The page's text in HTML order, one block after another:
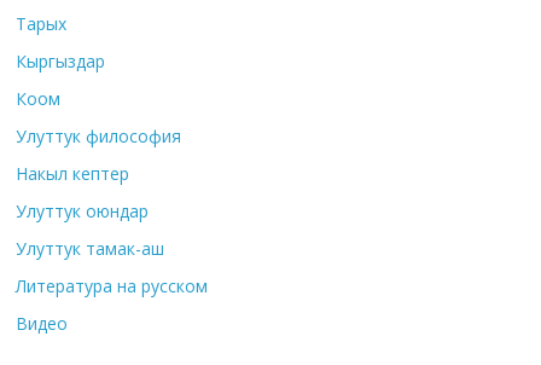
Тарых
Кыргыздар
Коом
Улуттук философия
Накыл кептер
Улуттук оюндар
Улуттук тамак-аш
Литература на русском
Видео